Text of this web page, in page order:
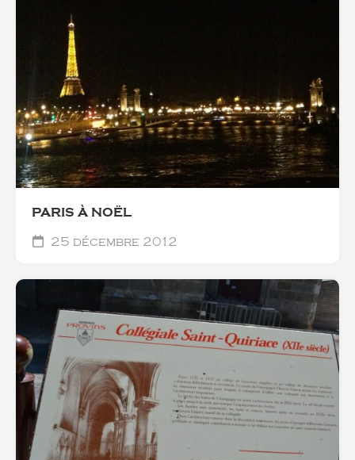
PARIS À NOËL
25 décembre 2012